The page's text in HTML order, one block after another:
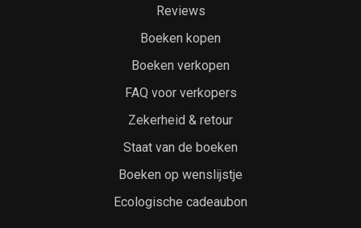
Reviews
Boeken kopen
Boeken verkopen
FAQ voor verkopers
Zekerheid & retour
Staat van de boeken
Boeken op wenslijstje
Ecologische cadeaubon